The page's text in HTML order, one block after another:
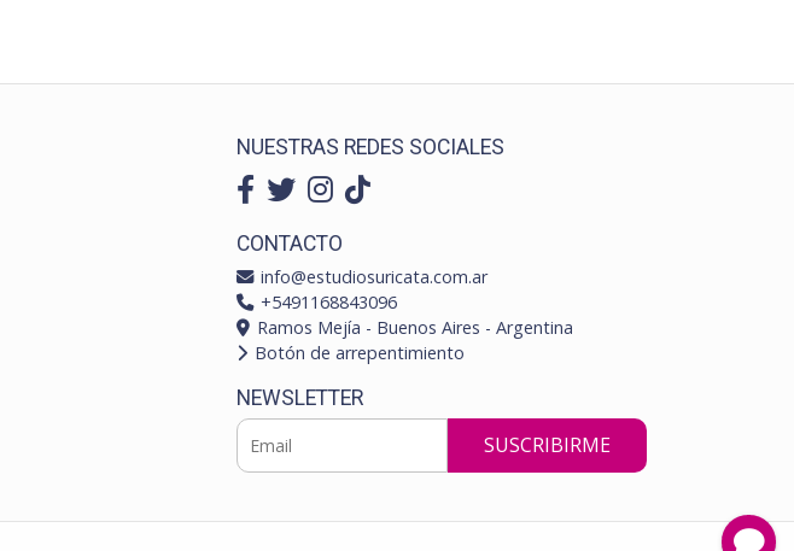
NUESTRAS REDES SOCIALES
CONTACTO
info@estudiosuricata.com.ar
+5491168843096
Ramos Mejía - Buenos Aires - Argentina
Botón de arrepentimiento
NEWSLETTER
SUSCRIBIRME